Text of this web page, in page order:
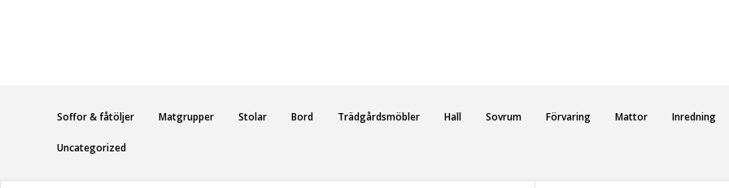
Soffor & fåtöljer Matgrupper Stolar Bord Trädgårdsmöbler Hall Sovrum Förvaring Mattor Inredning
Uncategorized